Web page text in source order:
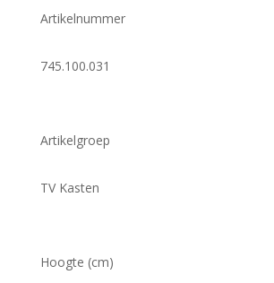
Artikelnummer
745.100.031
Artikelgroep
TV Kasten
Hoogte (cm)